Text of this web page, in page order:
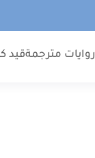
روايات مترجمةقيد